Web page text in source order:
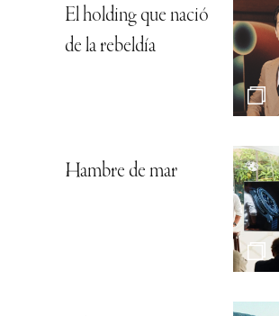
El holding que nació
de la rebeldía
Hambre de mar